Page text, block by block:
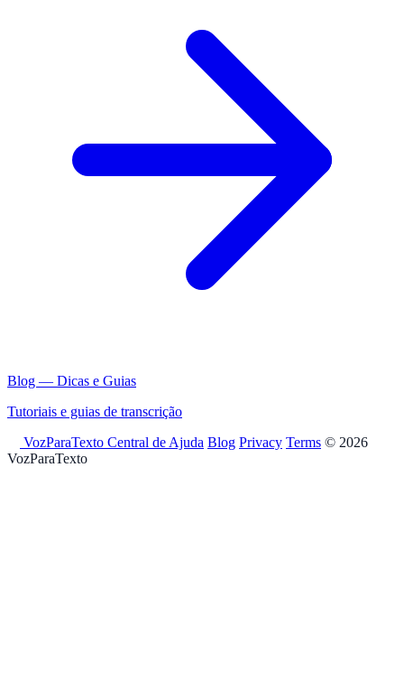
Blog — Dicas e Guias
Tutoriais e guias de transcrição
VozParaTexto Central de Ajuda Blog Privacy Terms © 2026
VozParaTexto